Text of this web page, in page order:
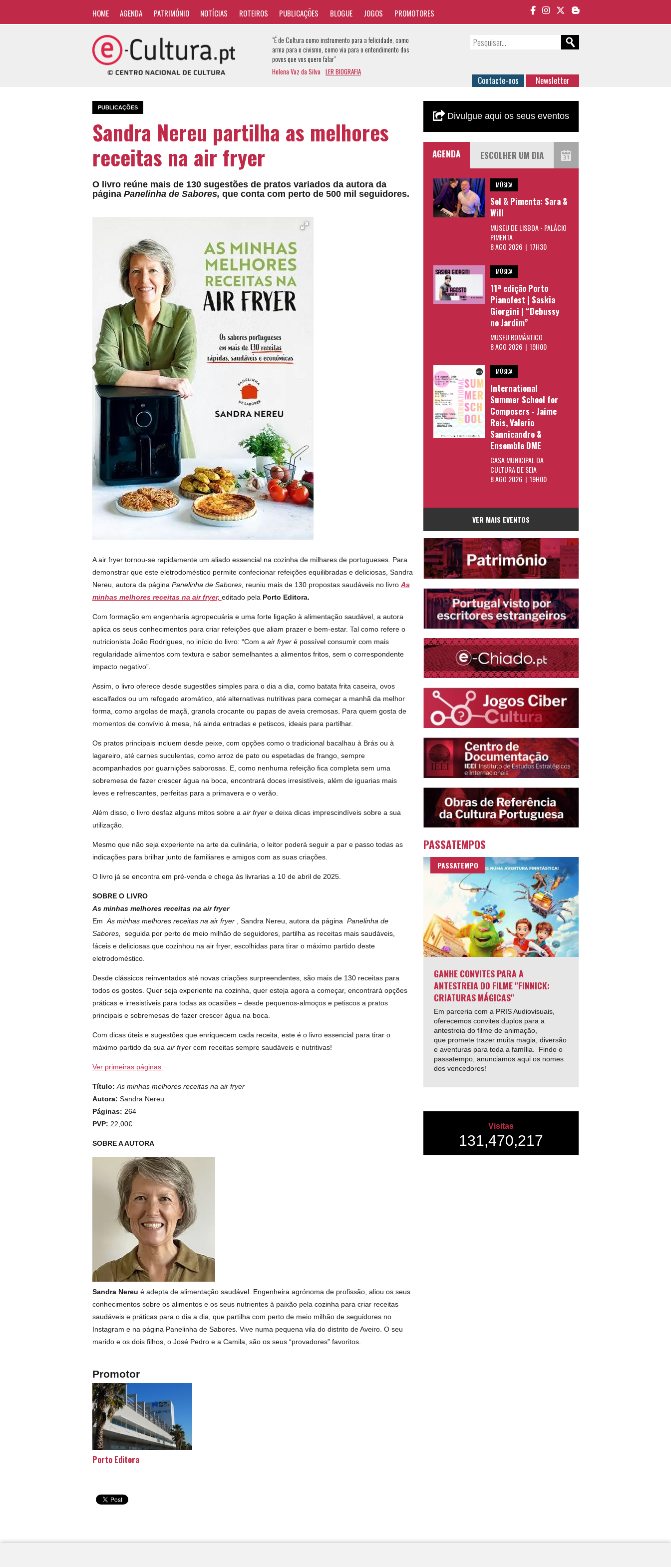
HOME AGENDA PATRIMÓNIO NOTÍCIAS ROTEIROS PUBLICAÇÕES BLOGUE JOGOS PROMOTORES
"É de Cultura como instrumento para a felicidade, como
arma para o civismo, como via para o entendimento dos
povos que vos quero falar"
Helena Vaz da Silva LER BIOGRAFIA
Contacte-nos Newsletter
PUBLICAÇÕES
Sandra Nereu partilha as melhores
receitas na air fryer
O livro reúne mais de 130 sugestões de pratos variados da autora da
página Panelinha de Sabores, que conta com perto de 500 mil seguidores.
A air fryer tornou-se rapidamente um aliado essencial na cozinha de milhares de portugueses. Para
demonstrar que este eletrodoméstico permite confecionar refeições equilibradas e deliciosas, Sandra
Nereu, autora da página Panelinha de Sabores, reuniu mais de 130 propostas saudáveis no livro As
minhas melhores receitas na air fryer, editado pela Porto Editora.
Com formação em engenharia agropecuária e uma forte ligação à alimentação saudável, a autora
aplica os seus conhecimentos para criar refeições que aliam prazer e bem-estar. Tal como refere o
nutricionista João Rodrigues, no início do livro: “Com a air fryer é possível consumir com mais
regularidade alimentos com textura e sabor semelhantes a alimentos fritos, sem o correspondente
impacto negativo”.
Assim, o livro oferece desde sugestões simples para o dia a dia, como batata frita caseira, ovos
escalfados ou um refogado aromático, até alternativas nutritivas para começar a manhã da melhor
forma, como argolas de maçã, granola crocante ou papas de aveia cremosas. Para quem gosta de
momentos de convívio à mesa, há ainda entradas e petiscos, ideais para partilhar.
Os pratos principais incluem desde peixe, com opções como o tradicional bacalhau à Brás ou à
lagareiro, até carnes suculentas, como arroz de pato ou espetadas de frango, sempre
acompanhados por guarnições saborosas. E, como nenhuma refeição fica completa sem uma
sobremesa de fazer crescer água na boca, encontrará doces irresistíveis, além de iguarias mais
leves e refrescantes, perfeitas para a primavera e o verão.
Além disso, o livro desfaz alguns mitos sobre a air fryer e deixa dicas imprescindíveis sobre a sua
utilização.
Mesmo que não seja experiente na arte da culinária, o leitor poderá seguir a par e passo todas as
indicações para brilhar junto de familiares e amigos com as suas criações.
O livro já se encontra em pré-venda e chega às livrarias a 10 de abril de 2025.
SOBRE O LIVRO
As minhas melhores receitas na air fryer
EmAs minhas melhores receitas na air fryer , Sandra Nereu, autora da página Panelinha de
Sabores, seguida por perto de meio milhão de seguidores, partilha as receitas mais saudáveis,
fáceis e deliciosas que cozinhou na air fryer, escolhidas para tirar o máximo partido deste
eletrodoméstico.
Desde clássicos reinventados até novas criações surpreendentes, são mais de 130 receitas para
todos os gostos. Quer seja experiente na cozinha, quer esteja agora a começar, encontrará opções
práticas e irresistíveis para todas as ocasiões – desde pequenos-almoços e petiscos a pratos
principais e sobremesas de fazer crescer água na boca.
Com dicas úteis e sugestões que enriquecem cada receita, este é o livro essencial para tirar o
máximo partido da sua air fryer com receitas sempre saudáveis e nutritivas!
Ver primeiras páginas
Título:As minhas melhores receitas na air fryer
Autora: Sandra Nereu
Páginas: 264
PVP: 22,00€
SOBRE A AUTORA
Sandra Nereu é adepta de alimentação saudável. Engenheira agrónoma de profissão, aliou os seus
conhecimentos sobre os alimentos e os seus nutrientes à paixão pela cozinha para criar receitas
saudáveis e práticas para o dia a dia, que partilha com perto de meio milhão de seguidores no
Instagram e na página Panelinha de Sabores. Vive numa pequena vila do distrito de Aveiro. O seu
marido e os dois filhos, o José Pedro e a Camila, são os seus “provadores” favoritos.
Promotor
Porto Editora
Divulgue aqui os seus eventos
AGENDA
MÚSICA
Sol & Pimenta: Sara &
Will
MUSEU DE LISBOA - PALÁCIO
PIMENTA
8 AGO 2026 | 17H30
MÚSICA
11ª edição Porto
Pianofest | Saskia
Giorgini | “Debussy
no Jardim”
MUSEU ROMÂNTICO
8 AGO 2026 | 19H00
MÚSICA
International
Summer School for
Composers - Jaime
Reis, Valerio
Sannicandro &
Ensemble DME
CASA MUNICIPAL DA
CULTURA DE SEIA
8 AGO 2026 | 19H00
VER MAIS EVENTOS
PASSATEMPOS
PASSATEMPO
GANHE CONVITES PARA A
ANTESTREIA DO FILME "FINNICK:
CRIATURAS MÁGICAS"
Em parceria com a PRIS Audiovisuais,
oferecemos convites duplos para a
antestreia do filme de animação,
que promete trazer muita magia, diversão
e aventuras para toda a família. Findo o
passatempo, anunciamos aqui os nomes
dos vencedores!
Visitas
131,470,217